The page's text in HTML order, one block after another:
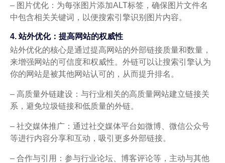
– 图片优化：为每张图片添加ALT标签，确保图片文件名
中包含相关关键词，以便搜索引擎识别图片内容。
4. 站外优化：提高网站的权威性
站外优化的核心是通过提高网站的外部链接质量和数量，
来增强网站的可信度和权威性。外链可以让搜索引擎认为
你的网站是被其他网站认可的，从而提升排名。
– 高质量外链建设：与行业相关的高质量网站建立链接关
系，避免垃圾链接和低质量的外链。
– 社交媒体推广：通过社交媒体平台如微博、微信公众号
等进行内容分享和互动，吸引更多外部链接。
– 合作与引用：参与行业论坛、博客评论等，主动与其他